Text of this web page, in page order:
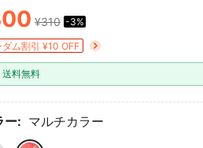
AND
¥310 -3%
ダム割引 ¥10 OFF
送料無料
ー: マルチカラー